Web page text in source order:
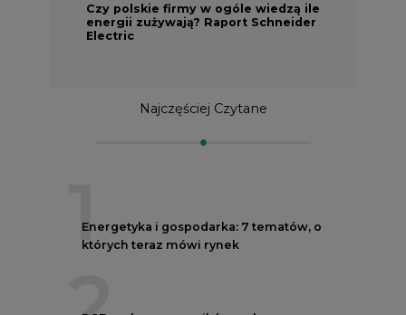
Czy polskie firmy w ogóle wiedzą ile
energii zużywają? Raport Schneider
Electric
Najczęściej Czytane
1
Energetyka i gospodarka: 7 tematów, o
których teraz mówi rynek